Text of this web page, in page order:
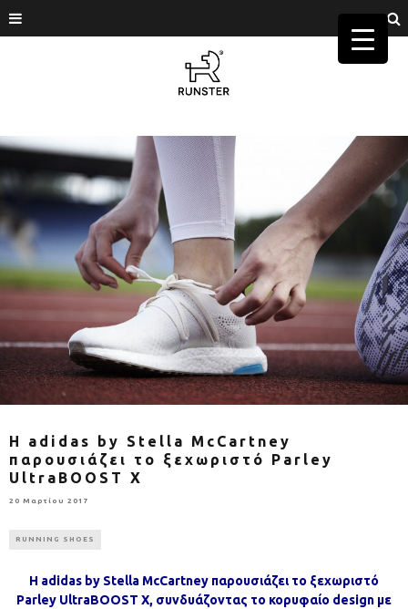
Η adidas by Stella McCartney
παρουσιάζει το ξεχωριστό Parley
UltraBOOST X
20 Μαρτίου 2017
RUNNING SHOES
Η adidas by Stella McCartney παρουσιάζει το ξεχωριστό
Parley UltraBOOST X, συνδυάζοντας το κορυφαίο design με